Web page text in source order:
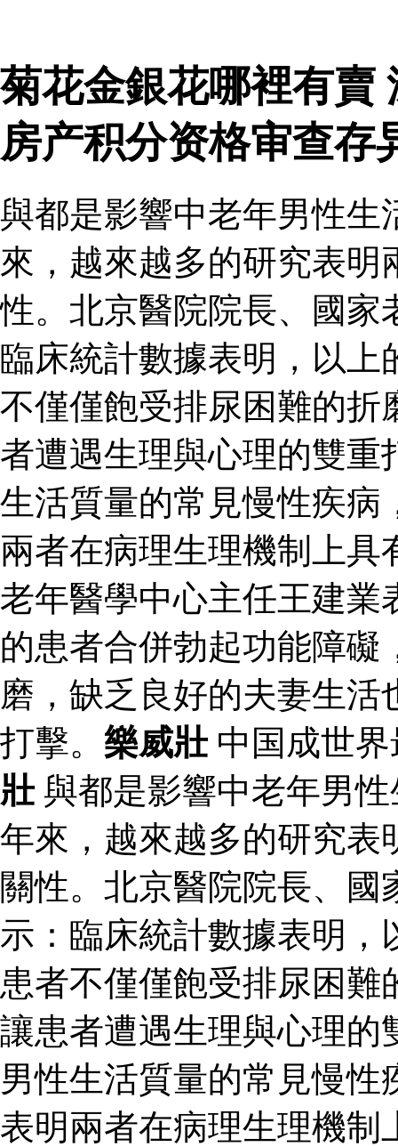
菊花金銀花哪裡有賣
房产积分资格审查存
與都是影響中老年男性生
來，越來越多的研究表
性。北京醫院院長、國家
臨床統計數據表明，以上
不僅僅飽受排尿困難的折
者遭遇生理與心理的雙重
生活質量的常見慢性疾病
兩者在病理生理機制上
老年醫學中心主任王建業
的患者合併勃起功能障
磨，缺乏良好的夫妻生
打擊。 樂威壯中国成世界
壯與都是影響中老年男
年來，越來越多的研究表
關性。北京醫院院長、
示：臨床統計數據表明，
患者不僅僅飽受排尿困
讓患者遭遇生理與心理的
男性生活質量的常見慢
表明兩者在病理生理機制